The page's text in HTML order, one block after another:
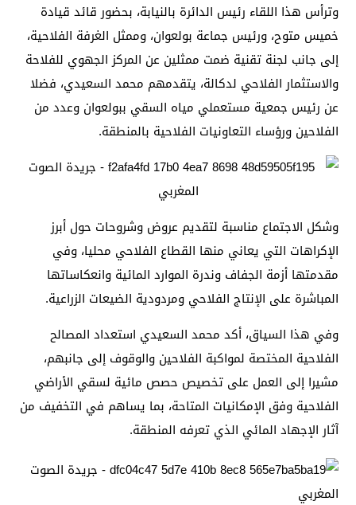
وترأس هذا اللقاء رئيس الدائرة بالنيابة، بحضور قائد قيادة
خميس متوح، ورئيس جماعة بولعوان، وممثل الغرفة الفلاحية،
إلى جانب لجنة تقنية ضمت ممثلين عن المركز الجهوي للفلاحة
والاستثمار الفلاحي لدكالة، يتقدمهم محمد السعيدي، فضلا
عن رئيس جمعية مستعملي مياه السقي ببولعوان وعدد من
الفلاحين ورؤساء التعاونيات الفلاحية بالمنطقة.
وشكل الاجتماع مناسبة لتقديم عروض وشروحات حول أبرز
الإكراهات التي يعاني منها القطاع الفلاحي محليا، وفي
مقدمتها أزمة الجفاف وندرة الموارد المائية وانعكاساتها
المباشرة على الإنتاج الفلاحي ومردودية الضيعات الزراعية.
وفي هذا السياق، أكد محمد السعيدي استعداد المصالح
الفلاحية المختصة لمواكبة الفلاحين والوقوف إلى جانبهم،
مشيرا إلى العمل على تخصيص حصص مائية لسقي الأراضي
الفلاحية وفق الإمكانيات المتاحة، بما يساهم في التخفيف من
آثار الإجهاد المائي الذي تعرفه المنطقة.